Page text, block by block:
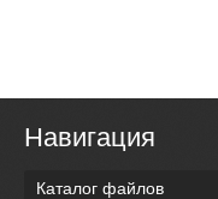
Навигация
Каталог файлов